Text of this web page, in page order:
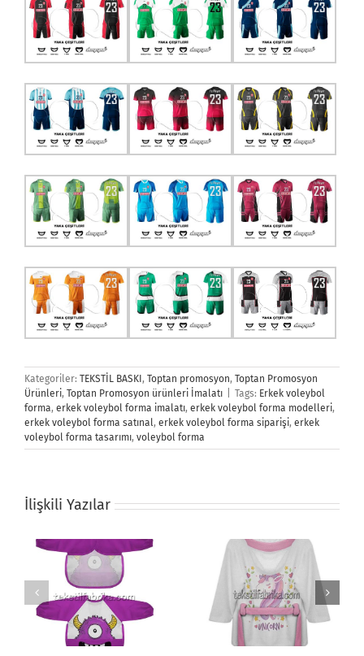
Kategoriler: TEKSTİL BASKI , Toptan promosyon, Toptan Promosyon
Ürünleri, Toptan Promosyon ürünleri İmalatı Tags: Erkek voleybol
forma, erkek voleybol forma imalatı, erkek voleybol forma modelleri,
erkek voleybol forma satınal, erkek voleybol forma siparişi, erkek
voleybol forma tasarımı, voleybol forma
İlişkili Yazılar
Bebek Bornozu Bez Çanta